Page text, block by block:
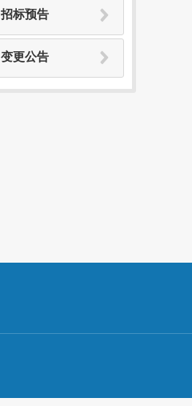
招标预告 
变更公告 